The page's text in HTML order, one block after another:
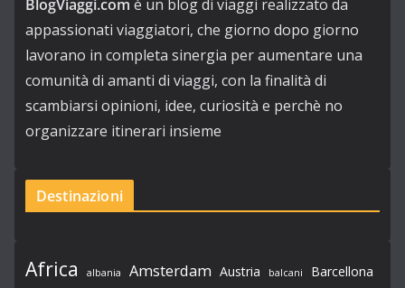
BlogViaggi.com è un blog di viaggi realizzato da
appassionati viaggiatori, che giorno dopo giorno
lavorano in completa sinergia per aumentare una
comunità di amanti di viaggi, con la finalità di
scambiarsi opinioni, idee, curiosità e perchè no
organizzare itinerari insieme
Destinazioni
Africa albania Amsterdam Austria balcani
Barcellona